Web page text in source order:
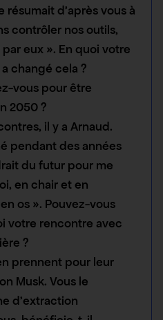
d’après vous à
contrôler nos outils,
eux ». En quoi votre
changé cela ?
vous pour être
2050 ?
il y a Arnaud.
pendant des années
du futur pour me
en chair et en
os ». Pouvez-vous
votre rencontre avec
?
prennent pour leur
Musk. Vous le
d’extraction